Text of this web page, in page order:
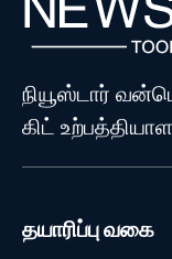
நியூஸ்டார்
கிட்
தயாரிப்பு வகை